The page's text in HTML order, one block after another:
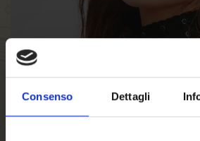
Consenso Dettagli